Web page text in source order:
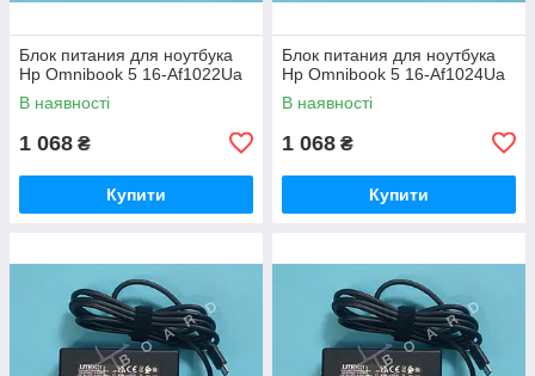
Блок питания для ноутбука
Hp Omnibook 5 16-Af1022Ua
В наявності
1 068 ₴
Купити
Блок питания для ноутбука
Hp Omnibook 5 16-Af1024Ua
В наявності
1 068 ₴
Купити